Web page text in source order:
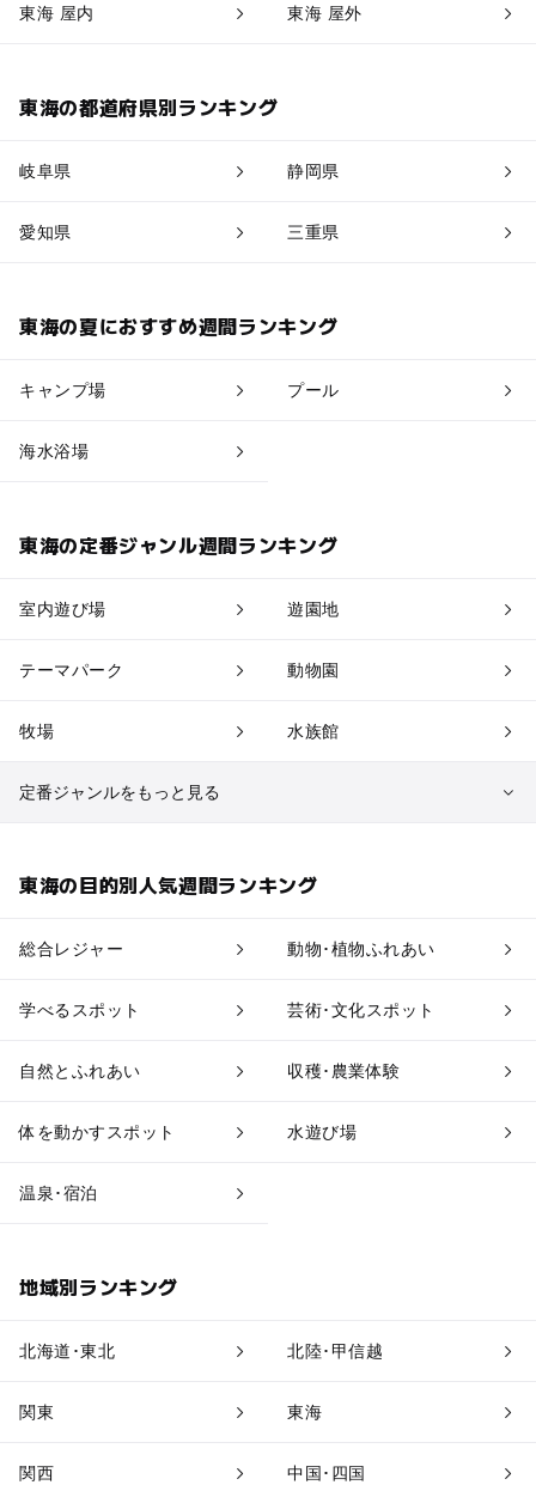
東海 屋内 東海 屋外
東海の都道府県別ランキング
岐阜県 静岡県
愛知県 三重県
東海の夏におすすめ週間ランキング
キャンプ場 プール
海水浴場
東海の定番ジャンル週間ランキング
室内遊び場 遊園地
テーマパーク 動物園
牧場 水族館
定番ジャンルをもっと見る
東海の目的別人気週間ランキング
総合レジャー 動物･植物ふれあい
学べるスポット 芸術･文化スポット
自然とふれあい 収穫･農業体験
体を動かすスポット 水遊び場
温泉･宿泊
地域別ランキング
北海道･東北 北陸･甲信越
関東 東海
関西 中国･四国